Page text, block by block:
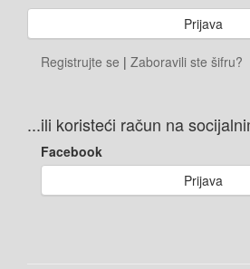
Registrujte se | Zaboravili ste šifru?
...ili koristeći račun na
Facebook
Prijava